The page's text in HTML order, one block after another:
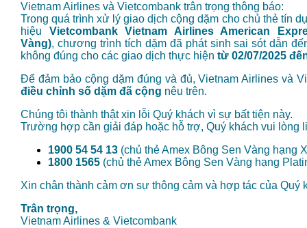
Vietnam Airlines và Vietcombank trân trọng thông báo:
Trong quá trình xử lý giao dịch cộng dặm cho chủ thẻ tín
hiệu Vietcombank Vietnam Airlines American
Vàng), chương trình tích dặm đã phát sinh sai sót dẫn
không đúng cho các giao dịch thực hiện từ 02/07/2025
Để đảm bảo cộng dặm đúng và đủ, Vietnam Airlines và
điều chỉnh số dặm đã cộng nêu trên.
Chúng tôi thành thật xin lỗi Quý khách vì sự bất tiện này.
Trường hợp cần giải đáp hoặc hỗ trợ, Quý khách vui lòng
1900 54 54 13 (chủ thẻ Amex Bông Sen Vàng hạng
1800 1565 (chủ thẻ Amex Bông Sen Vàng hạng
Xin chân thành cảm ơn sự thông cảm và hợp tác của Quý
Trân trọng,
Vietnam Airlines & Vietcombank